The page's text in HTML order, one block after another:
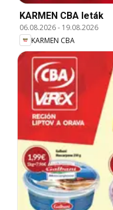
KARMEN CBA leták
06.08.2026- 19.08.2026
KARMEN CBA